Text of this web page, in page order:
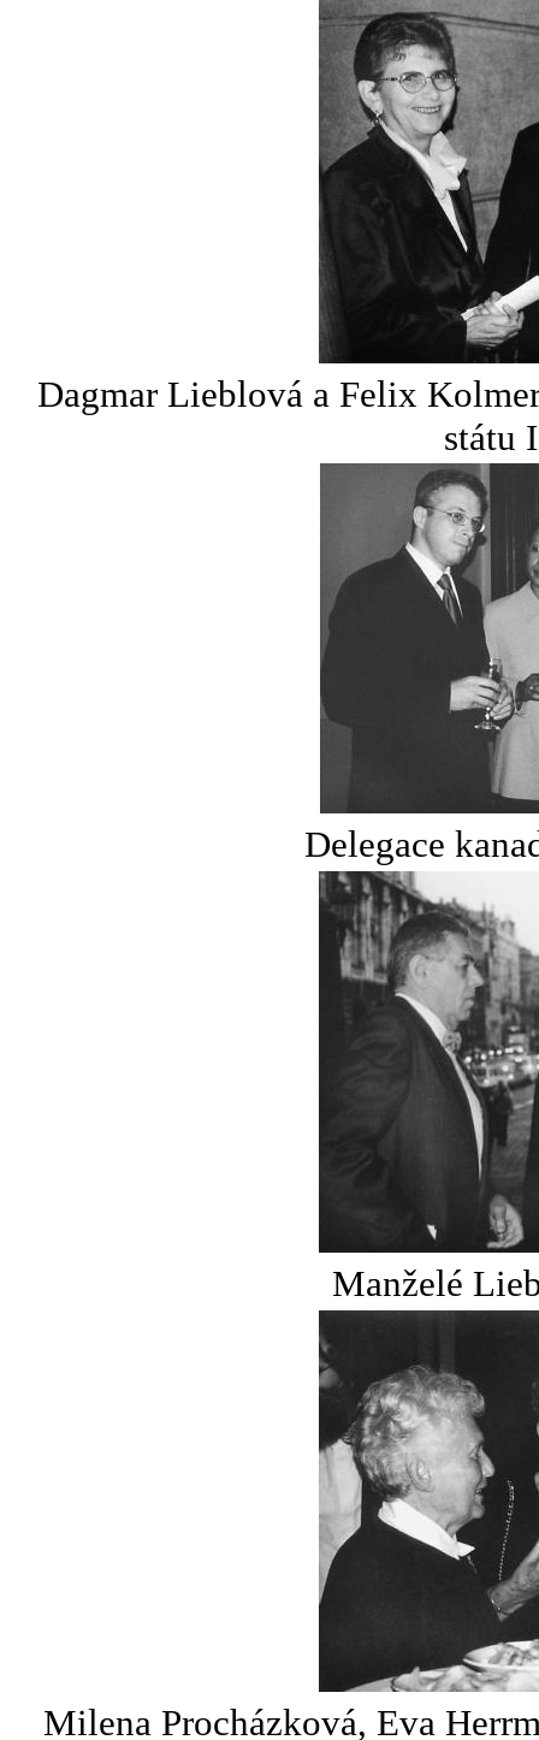
Dagmar Lieblová a Felix
státu
Delegace
Manželé
Milena Procházková, Eva